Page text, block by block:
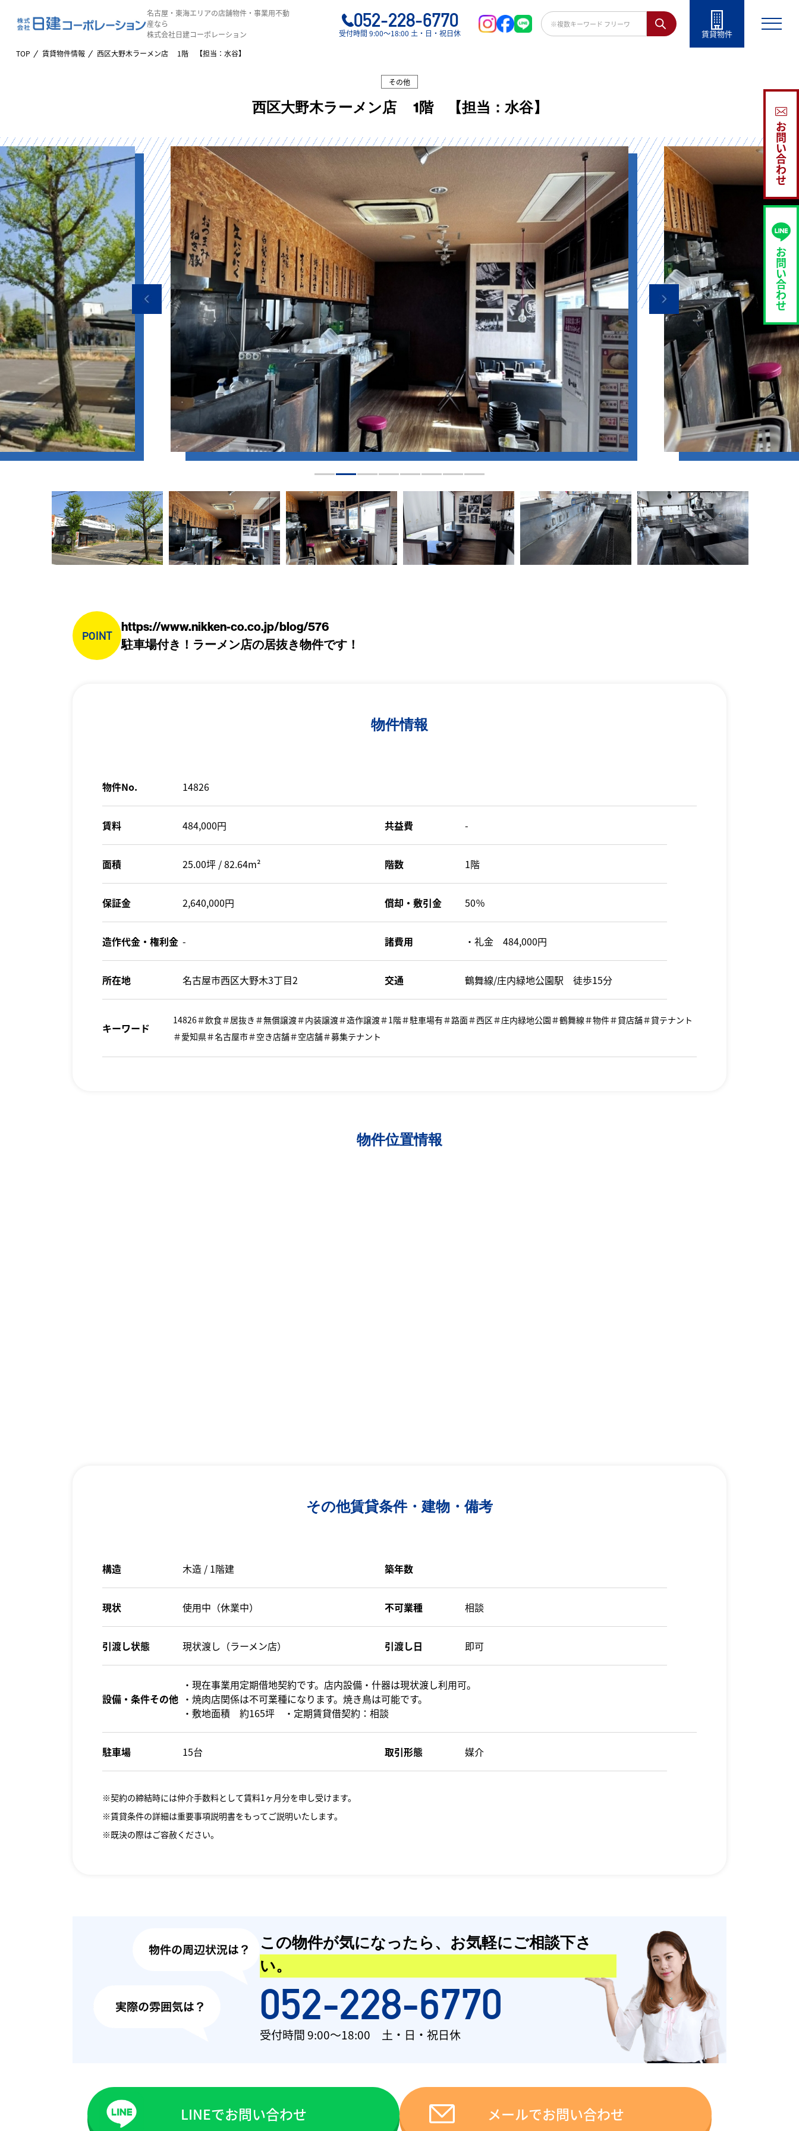
名古屋・東海エリアの店舗物件・事業用不動
産なら
株式会社日建コーポレーション
052-228-6770
受付時間 9:00〜18:00 土・日・祝日休 賃貸物件
お
問
い
合
わ
せ
お
問
い
合
わ
せ
TOP 賃貸物件情報 西区大野木ラーメン店 1階 【担当：水谷】
その他
西区大野木ラーメン店 1階 【担当：水谷】
POINT
https://www.nikken-co.co.jp/blog/576
駐車場付き！ラーメン店の居抜き物件です！
物件情報
物件No. 14826
賃料 484,000円 共益費 -
面積 25.00坪 / 82.64m² 階数 1階
保証金 2,640,000円 償却・敷引金 50％
造作代金・権利金 - 諸費用 ・礼金 484,000円
所在地 名古屋市西区大野木3丁目2 交通 鶴舞線/庄内緑地公園駅 徒歩15分
キーワード
14826＃飲食＃居抜き＃無償譲渡＃内装譲渡＃造作譲渡＃1階＃駐車場有＃路面＃西区＃庄内緑地公園＃鶴舞線＃物件＃貸店舗＃貸テナント
＃愛知県＃名古屋市＃空き店舗＃空店舗＃募集テナント
物件位置情報
その他賃貸条件・建物・備考
構造 木造 / 1階建 築年数
現状 使用中（休業中） 不可業種 相談
引渡し状態 現状渡し（ラーメン店） 引渡し日 即可
設備・条件その他
・現在事業用定期借地契約です。店内設備・什器は現状渡し利用可。
・焼肉店関係は不可業種になります。焼き鳥は可能です。
・敷地面積 約165坪 ・定期賃貸借契約：相談
駐車場 15台 取引形態 媒介
※契約の締結時には仲介手数料として賃料1ヶ月分を申し受けます。
※賃貸条件の詳細は重要事項説明書をもってご説明いたします。
※既決の際はご容赦ください。
この物件が気になったら、 お気軽にご相談下さ
い。
052-228-6770
受付時間 9:00〜18:00 土・日・祝日休
LINEでお問い合わせ メールでお問い合わせ